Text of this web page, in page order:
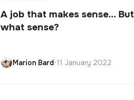
A job that makes sense... But
what sense?
Marion Bard•11 January 2022